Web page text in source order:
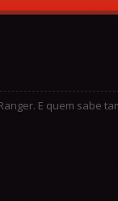
E quem sabe